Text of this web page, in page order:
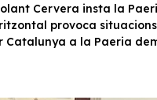
Cervera insta la
provoca
Catalunya a la Paeria